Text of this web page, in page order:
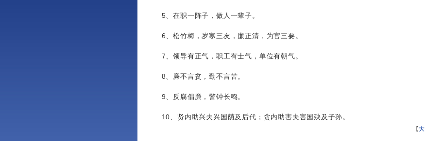
5、在职一阵子，做人一辈子。
6、松竹梅，岁寒三友，廉正清，为官三要。
7、领导有正气，职工有士气，单位有朝气。
8、廉不言贫，勤不言苦。
9、反腐倡廉，警钟长鸣。
10、贤内助兴夫兴国荫及后代；贪内助害夫害国殃及子孙。
【大